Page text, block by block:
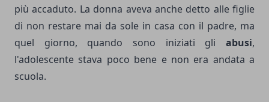
più accaduto. La donna aveva anche detto alle figlie
di non restare mai da sole in casa con il padre, ma
quel giorno, quando sono iniziati gli abusi,
l'adolescente stava poco bene e non era andata a
scuola.